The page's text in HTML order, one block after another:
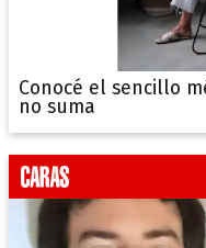
Conocé el sencillo
no suma